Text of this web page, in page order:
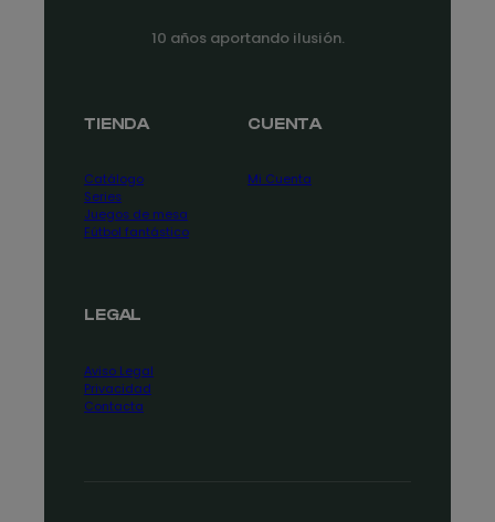
10 años aportando ilusión.
TIENDA
Catálogo
Series
Juegos de mesa
Fútbol fantástico
CUENTA
Mi Cuenta
LEGAL
Aviso Legal
Privacidad
Contacta